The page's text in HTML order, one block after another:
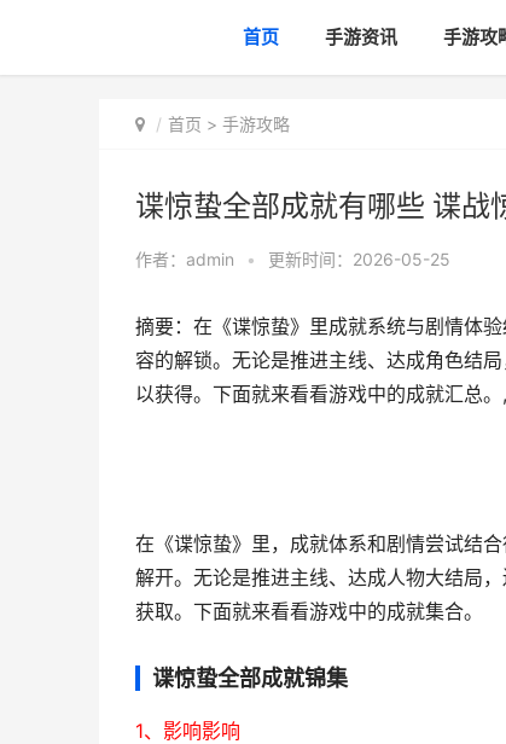
首页 手游资讯 手游攻
首页 > 手游攻略
谍惊蛰全部成就有哪些 谍战
作者： admin • 更新时间：2026-05-25
摘要：在《谍惊蛰》里成就系统与剧情体
容的解锁。无论是推进主线、达成角色结
以获得。下面就来看看游戏中的成就汇总
在《谍惊蛰》里，成就体系和剧情尝试结
解开。无论是推进主线、达成人物大结局
获取。下面就来看看游戏中的成就集合。
谍惊蛰全部成就锦集
1、影响影响